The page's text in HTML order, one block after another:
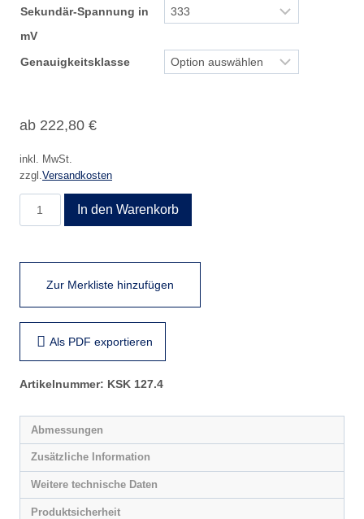
Sekundär-Spannung in
mV
Genauigkeitsklasse
ab 222,80 €
inkl. MwSt.
zzgl.Versandkosten
In den Warenkorb
Zur Merkliste hinzufügen
Als PDF exportieren
Artikelnummer: KSK 127.4
Abmessungen
Zusätzliche Information
Weitere technische Daten
Produktsicherheit